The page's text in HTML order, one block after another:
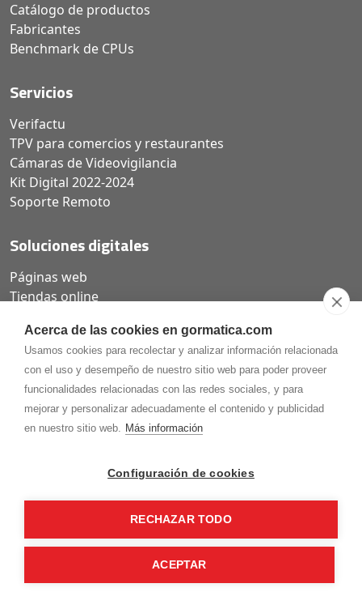
Acerca de las cookies en gormatica.com
Usamos cookies para recolectar y analizar información relacionada
con el uso y desempeño de nuestro sitio web para poder proveer
funcionalidades relacionadas con las redes sociales, y para
mejorar y personalizar adecuadamente el contenido y publicidad
en nuestro sitio web. Más información
Configuración de cookies
RECHAZAR TODO
ACEPTAR
Catálogo de productos
Fabricantes
Benchmark de CPUs
Servicios
Verifactu
TPV para comercios y restaurantes
Cámaras de Videovigilancia
Kit Digital 2022-2024
Soporte Remoto
Soluciones digitales
Páginas web
Tiendas online
975.368.262
Aviso Legal Política de privacidad
Gormaz Informática S.L.C/ Soria, 2 - El Burgo de Osma (Soria)
¡Síguenos en nuestras redes!